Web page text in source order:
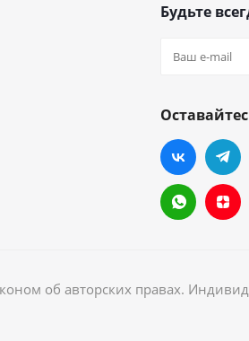
Будьте
об авторских правах.